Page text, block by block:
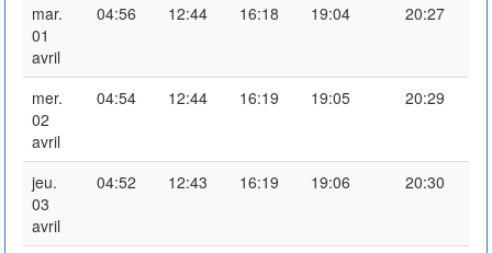
mar.
01
avril
04:56 12:44 16:18 19:04 20:27
mer.
02
avril
04:54 12:44 16:19 19:05 20:29
jeu.
03
avril
04:52 12:43 16:19 19:06 20:30